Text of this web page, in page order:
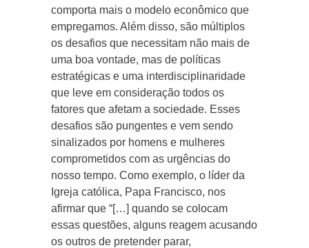
comporta mais o modelo econômico que
empregamos. Além disso, são múltiplos
os desafios que necessitam não mais de
uma boa vontade, mas de políticas
estratégicas e uma interdisciplinaridade
que leve em consideração todos os
fatores que afetam a sociedade. Esses
desafios são pungentes e vem sendo
sinalizados por homens e mulheres
comprometidos com as urgências do
nosso tempo. Como exemplo, o líder da
Igreja católica, Papa Francisco, nos
afirmar que “[…] quando se colocam
essas questões, alguns reagem acusando
os outros de pretender parar,